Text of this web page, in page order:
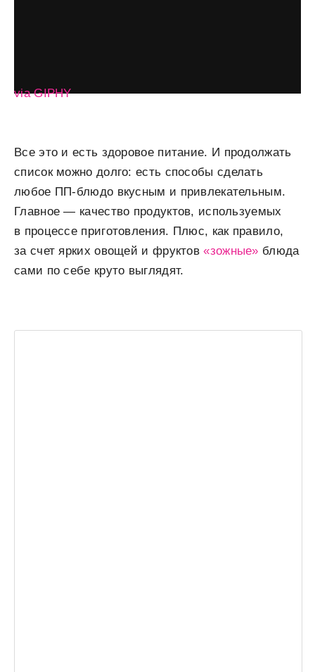
via GIPHY
Все это и есть здоровое питание. И продолжать
список можно долго: есть способы сделать
любое ПП-блюдо вкусным и привлекательным.
Главное — качество продуктов, используемых
в процессе приготовления. Плюс, как правило,
за счет ярких овощей и фруктов«зожные» блюда
сами по себе круто выглядят.